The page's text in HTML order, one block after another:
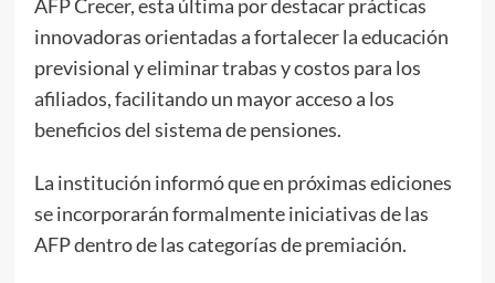
AFP Crecer, esta última por destacar prácticas
innovadoras orientadas a fortalecer la educación
previsional y eliminar trabas y costos para los
afiliados, facilitando un mayor acceso a los
beneficios del sistema de pensiones.
La institución informó que en próximas ediciones
se incorporarán formalmente iniciativas de las
AFP dentro de las categorías de premiación.